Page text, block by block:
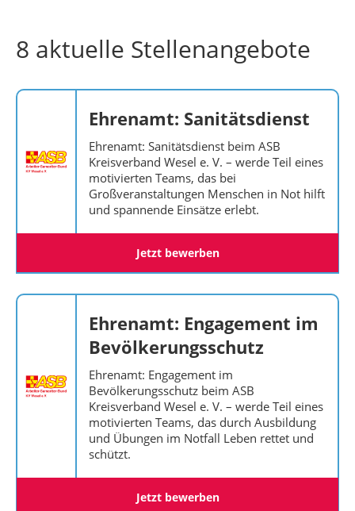
8 aktuelle Stellenangebote
Ehrenamt: Sanitätsdienst
Ehrenamt: Sanitätsdienst beim ASB
Kreisverband Wesel e. V. – werde Teil eines
motivierten Teams, das bei
Großveranstaltungen Menschen in Not hilft
und spannende Einsätze erlebt.
Jetzt bewerben
Ehrenamt: Engagement im
Bevölkerungsschutz
Ehrenamt: Engagement im
Bevölkerungsschutz beim ASB
Kreisverband Wesel e. V. – werde Teil eines
motivierten Teams, das durch Ausbildung
und Übungen im Notfall Leben rettet und
schützt.
Jetzt bewerben